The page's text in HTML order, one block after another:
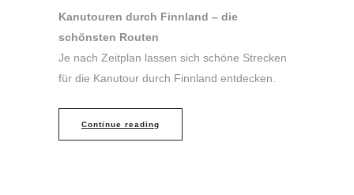
Kanutouren durch Finnland – die
schönsten Routen
Je nach Zeitplan lassen sich schöne Strecken
für die Kanutour durch Finnland entdecken.
Continue reading